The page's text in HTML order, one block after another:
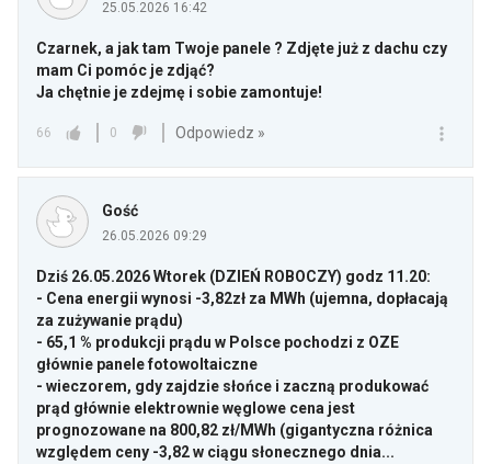
25.05.2026 16:42
Czarnek, a jak tam Twoje panele ? Zdjęte już z dachu czy
mam Ci pomóc je zdjąć?
Ja chętnie je zdejmę i sobie zamontuje!
66 0 Odpowiedz »
Gość
26.05.2026 09:29
Dziś 26.05.2026 Wtorek (DZIEŃ ROBOCZY) godz 11.20:
- Cena energii wynosi -3,82zł za MWh (ujemna, dopłacają
za zużywanie prądu)
- 65,1 % produkcji prądu w Polsce pochodzi z OZE
głównie panele fotowoltaiczne
- wieczorem, gdy zajdzie słońce i zaczną produkować
prąd głównie elektrownie węglowe cena jest
prognozowane na 800,82 zł/MWh (gigantyczna różnica
względem ceny -3,82 w ciągu słonecznego dnia...